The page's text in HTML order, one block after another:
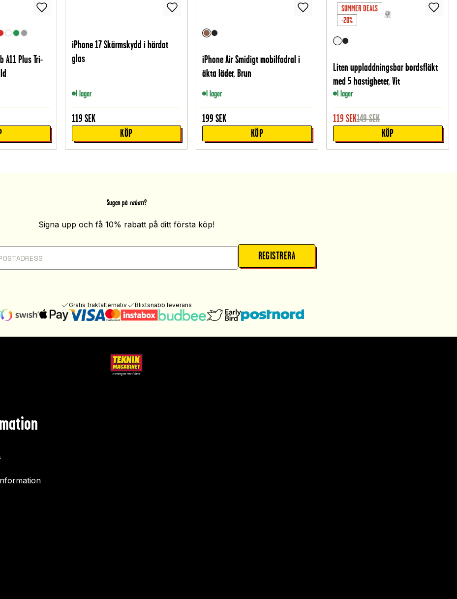
A11 Plus Tri-
iPhone 17 Skärmskydd i härdat
glas
I lager
119 SEK
KÖP
iPhone Air Smidigt mobilfodral i
äkta läder, Brun
I lager
199 SEK
KÖP
SUMMER DEALS
-20%
Liten uppladdningsbar bordsfläkt
med 5 hastigheter, Vit
I lager
119 SEK149SEK
KÖP
Sugen på rabatt?
Signa upp och få 10% rabatt på ditt första köp!
REGISTRERA
Gratis fraktalternativ Blixtsnabb leverans